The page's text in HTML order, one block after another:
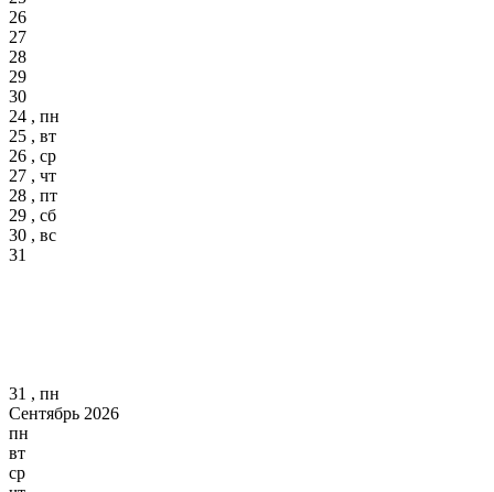
26
27
28
29
30
24 , пн
25 , вт
26 , ср
27 , чт
28 , пт
29 , сб
30 , вс
31
31 , пн
Сентябрь 2026
пн
вт
ср